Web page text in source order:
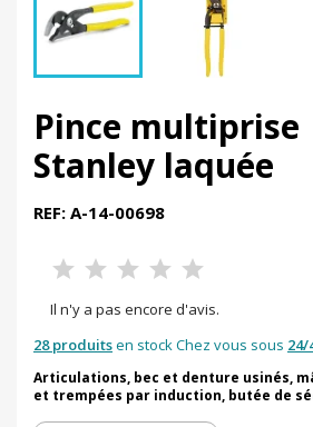
Pince multiprise
Stanley laquée
REF: A-14-00698
Il n'y a pas encore d'avis.
28 produitsen stock Chez vous sous 24/
Articulations, bec et denture usinés,
et trempées par induction, butée de